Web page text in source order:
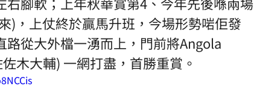
)，上仗終於贏馬升班，今場形勢啱佢發
從大外檔一湧而上，門前將Angola
木大輔) 一網打盡，首勝重賞。